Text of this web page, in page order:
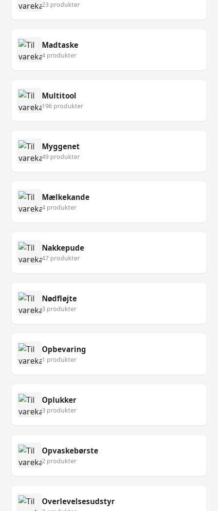
23 produkter
Madtaske
4 produkter
Multitool
196 produkter
Myggenet
49 produkter
Mælkekande
4 produkter
Nakkepude
47 produkter
Nødfløjte
3 produkter
Opbevaring
1 produkter
Oplukker
3 produkter
Opvaskebørste
2 produkter
Overlevelsesudstyr